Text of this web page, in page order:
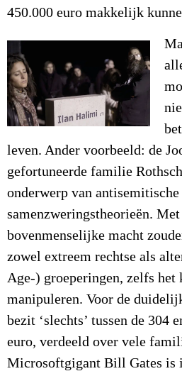
450.000 euro makkelijk
leven. Ander voorbeeld: de
gefortuneerde familie
onderwerp van antisemitische
samenzweringstheorieën.
bovenmenselijke macht
zowel extreem rechtse als
Age-) groeperingen, zelfs het
manipuleren. Voor de
bezit ‘slechts’ tussen de 304
euro, verdeeld over vele
Microsoftgigant Bill Gates is